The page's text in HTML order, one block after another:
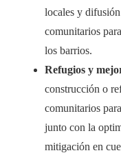
locales y
comunitarios
los barrios.
Refugios y
construcción o
comunitarios
junto con la
mitigación en